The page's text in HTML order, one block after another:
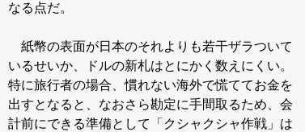
なる点だ。
紙幣の表面が日本のそれよりも若干ザラついて
いるせいか、ドルの新札はとにかく数えにくい。
特に旅行者の場合、慣れない海外で慌ててお金を
出すとなると、なおさら勘定に手間取るため、会
計前にできる準備として「クシャクシャ作戦」は